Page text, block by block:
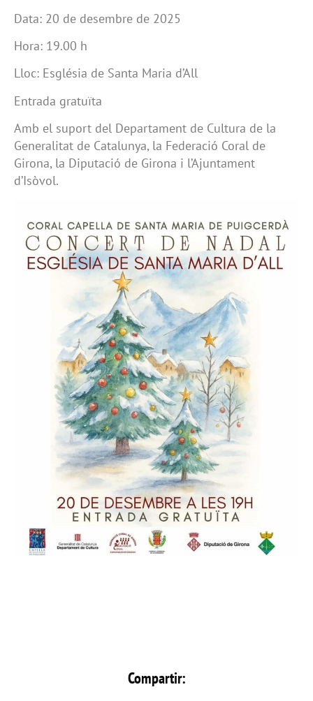
Data: 20 de desembre de 2025
Hora: 19.00 h
Lloc: Església de Santa Maria d’All
Entrada gratuïta
Amb el suport del Departament de Cultura de la
Generalitat de Catalunya, la Federació Coral de
Girona, la Diputació de Girona i l’Ajuntament
d’Isòvol.
Compartir: